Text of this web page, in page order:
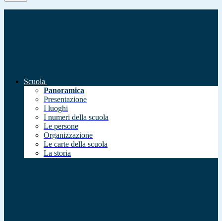
Scuola
Panoramica
Presentazione
I luoghi
I numeri della scuola
Le persone
Organizzazione
Le carte della scuola
La storia